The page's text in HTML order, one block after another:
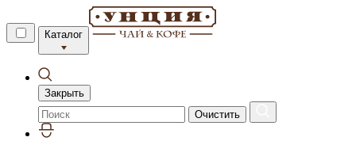
Каталог
Закрыть
Очистить